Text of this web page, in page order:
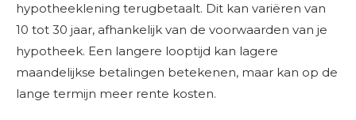
hypotheeklening terugbetaalt. Dit kan variëren van
10 tot 30 jaar, afhankelijk van de voorwaarden van je
hypotheek. Een langere looptijd kan lagere
maandelijkse betalingen betekenen, maar kan op de
lange termijn meer rente kosten.